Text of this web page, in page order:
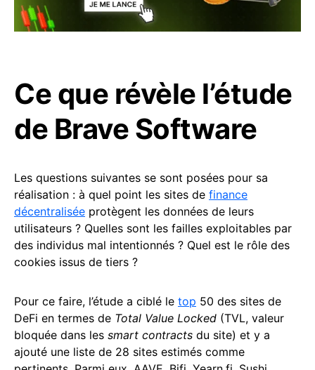
Ce que révèle l’étude
de Brave Software
Les questions suivantes se sont posées pour sa
réalisation : à quel point les sites de finance
décentralisée protègent les données de leurs
utilisateurs ? Quelles sont les failles exploitables par
des individus mal intentionnés ? Quel est le rôle des
cookies issus de tiers ?
Pour ce faire, l’étude a ciblé le top 50 des sites de
DeFi en termes de Total Value Locked (TVL, valeur
bloquée dans les smart contracts du site) et y a
ajouté une liste de 28 sites estimés comme